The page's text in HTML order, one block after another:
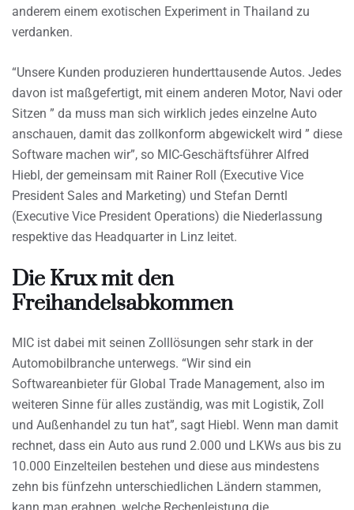
anderem einem exotischen Experiment in Thailand zu
verdanken.
“Unsere Kunden produzieren hunderttausende Autos. Jedes
davon ist maßgefertigt, mit einem anderen Motor, Navi oder
Sitzen ” da muss man sich wirklich jedes einzelne Auto
anschauen, damit das zollkonform abgewickelt wird ” diese
Software machen wir”, so MIC-Geschäftsführer Alfred
Hiebl, der gemeinsam mit Rainer Roll (Executive Vice
President Sales and Marketing) und Stefan Derntl
(Executive Vice President Operations) die Niederlassung
respektive das Headquarter in Linz leitet.
Die Krux mit den
Freihandelsabkommen
MIC ist dabei mit seinen Zolllösungen sehr stark in der
Automobilbranche unterwegs. “Wir sind ein
Softwareanbieter für Global Trade Management, also im
weiteren Sinne für alles zuständig, was mit Logistik, Zoll
und Außenhandel zu tun hat”, sagt Hiebl. Wenn man damit
rechnet, dass ein Auto aus rund 2.000 und LKWs aus bis zu
10.000 Einzelteilen bestehen und diese aus mindestens
zehn bis fünfzehn unterschiedlichen Ländern stammen,